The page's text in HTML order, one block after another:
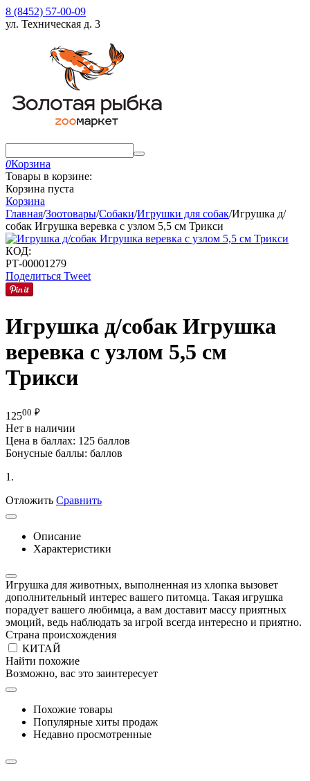
8 (8452) 57-00-09
ул. Техническая д. 3
0Корзина
Товары в корзине:
Корзина пуста
Корзина
Главная/Зоотовары/Собаки/Игрушки для собак/Игрушка д/
собак Игрушка веревка с узлом 5,5 см Трикси
КОД:
РТ-00001279
Поделиться Tweet
Игрушка д/собак Игрушка
веревка с узлом 5,5 см
Трикси
12500 ₽
Нет в наличии
Цена в баллах: 125 баллов
Бонусные баллы: баллов
1.
Отложить Сравнить
Описание
Характеристики
Игрушка для животных, выполненная из хлопка вызовет
дополнительный интерес вашего питомца. Такая игрушка
порадует вашего любимца, а вам доставит массу приятных
эмоций, ведь наблюдать за игрой всегда интересно и приятно.
Страна происхождения
КИТАЙ
Найти похожие
Возможно, вас это заинтересует
Похожие товары
Популярные хиты продаж
Недавно просмотренные